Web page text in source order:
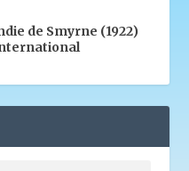
de Smyrne (1922)